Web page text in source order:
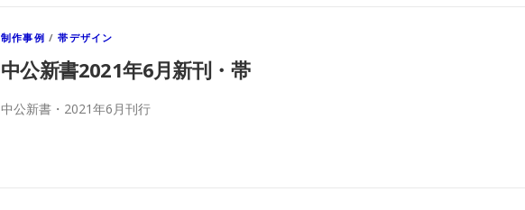
制作事例 /帯デザイン
中公新書2021年6月新刊・帯
中公新書・2021年6月刊行